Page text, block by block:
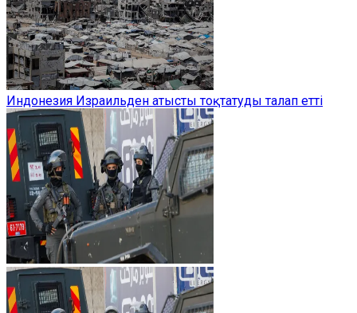
Индонезия Израильден атысты тоқтатуды талап етті